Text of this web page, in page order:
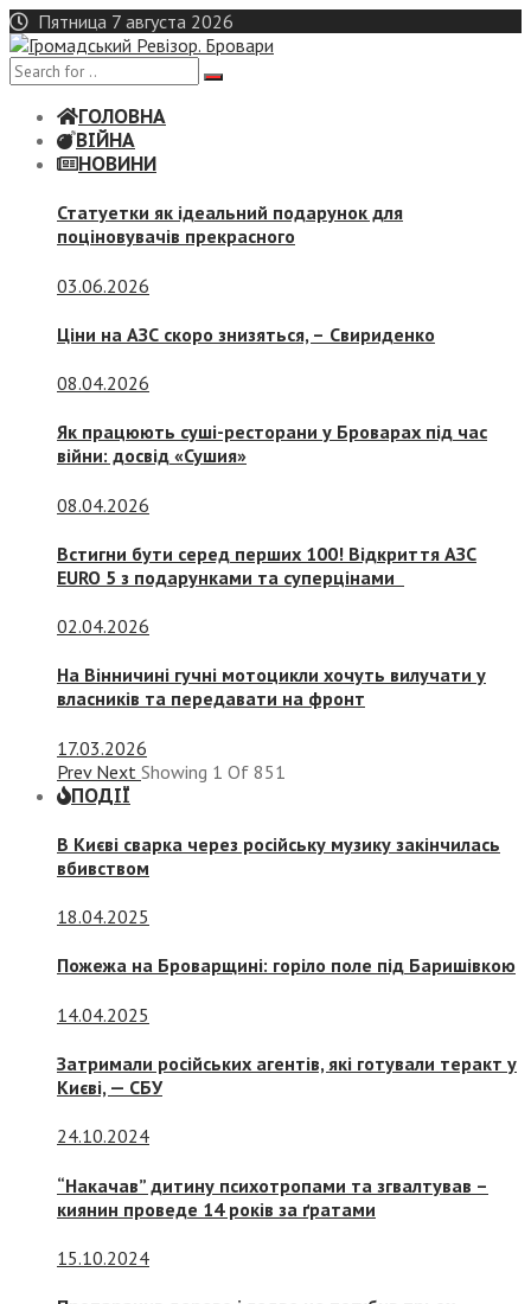
Skip
to
content
Пятница 7 августа 2026
ГОЛОВНА
ВІЙНА
НОВИНИ
Статуетки як ідеальний подарунок для
поціновувачів прекрасного
03.06.2026
Ціни на АЗС скоро знизяться, – Свириденко
08.04.2026
Як працюють суші-ресторани у Броварах під час
війни: досвід «Сушия»
08.04.2026
Встигни бути серед перших 100! Відкриття АЗС
EURO 5 з подарунками та суперцінами
02.04.2026
На Вінничині гучні мотоцикли хочуть вилучати у
власників та передавати на фронт
17.03.2026
Prev Next Showing 1 Of 851
ПОДІЇ
В Києві сварка через російську музику закінчилась
вбивством
18.04.2025
Пожежа на Броварщині: горіло поле під Баришівкою
14.04.2025
Затримали російських агентів, які готували теракт у
Києві, — СБУ
24.10.2024
“Накачав” дитину психотропами та згвалтував –
киянин проведе 14 років за ґратами
15.10.2024